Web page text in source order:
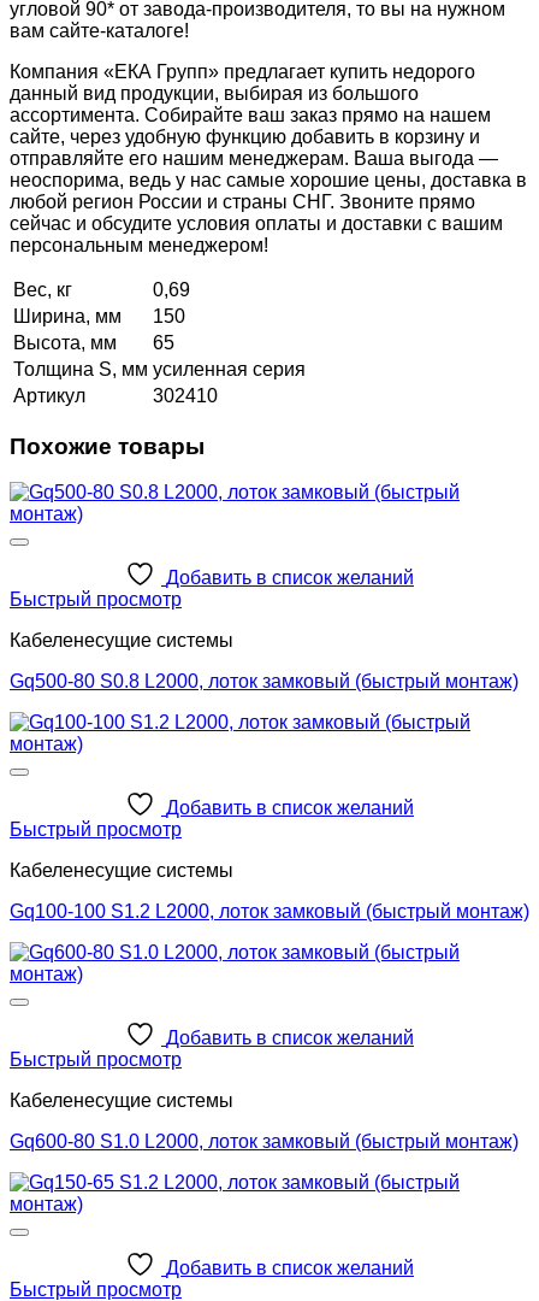
угловой 90* от завода-производителя, то вы на нужном
вам сайте-каталоге!
Компания «ЕКА Групп» предлагает купить недорого
данный вид продукции, выбирая из большого
ассортимента. Собирайте ваш заказ прямо на нашем
сайте, через удобную функцию добавить в корзину и
отправляйте его нашим менеджерам. Ваша выгода —
неоспорима, ведь у нас самые хорошие цены, доставка в
любой регион России и страны СНГ. Звоните прямо
сейчас и обсудите условия оплаты и доставки с вашим
персональным менеджером!
Вес, кг
0,69
Ширина, мм
150
Высота, мм
65
Толщина S, мм усиленная серия
Артикул
302410
Похожие товары
Добавить в список желаний
Быстрый просмотр
Кабеленесущие системы
Gq500-80 S0.8 L2000, лоток замковый (быстрый монтаж)
Добавить в список желаний
Быстрый просмотр
Кабеленесущие системы
Gq100-100 S1.2 L2000, лоток замковый (быстрый монтаж)
Добавить в список желаний
Быстрый просмотр
Кабеленесущие системы
Gq600-80 S1.0 L2000, лоток замковый (быстрый монтаж)
Добавить в список желаний
Быстрый просмотр